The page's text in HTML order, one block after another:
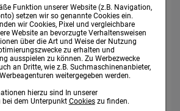
Funktion unserer Website (z.B. Navigation,
setzen wir so genannte Cookies ein.
wir Cookies, Pixel und vergleichbare
Website an bevorzugte Verhaltensweisen
über die Art und Weise der Nutzung
zu erhalten und
ausspielen zu können. Zu Werbezwecke
an Dritte, wie z.B. Suchmaschinenanbieter,
weitergegeben werden.
hierzu sind In unserer
bei dem Unterpunkt Cookieszu finden.
pro Woche). Bei
B12-Aufnahmestörung im Darm
100 Mikrogramm Cyanocobalamin
Lophakomp-B 12 (3000 µg)
verabreicht (in einen
Es kann aber auch langsam
gegeben (in eine Vene oder unter
werden.